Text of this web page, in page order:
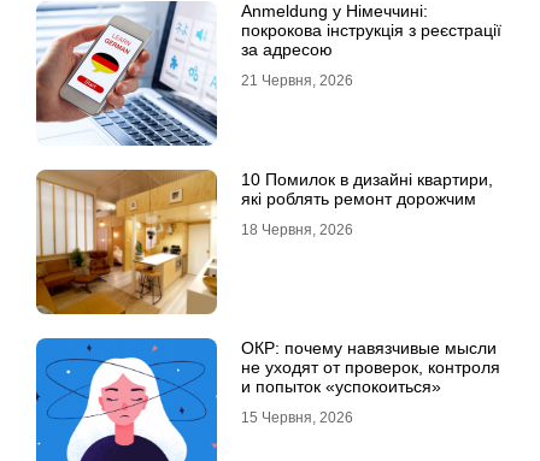
Anmeldung у Німеччині:
покрокова інструкція з реєстрації
за адресою
21 Червня, 2026
10 Помилок в дизайні квартири,
які роблять ремонт дорожчим
18 Червня, 2026
ОКР: почему навязчивые мысли
не уходят от проверок, контроля
и попыток «успокоиться»
15 Червня, 2026